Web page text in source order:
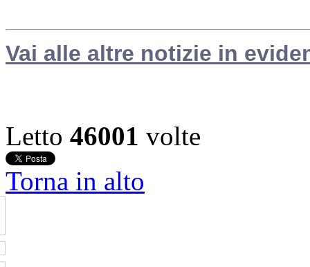
Vai alle altre notizie in
Letto 46001 volte
Torna in alto